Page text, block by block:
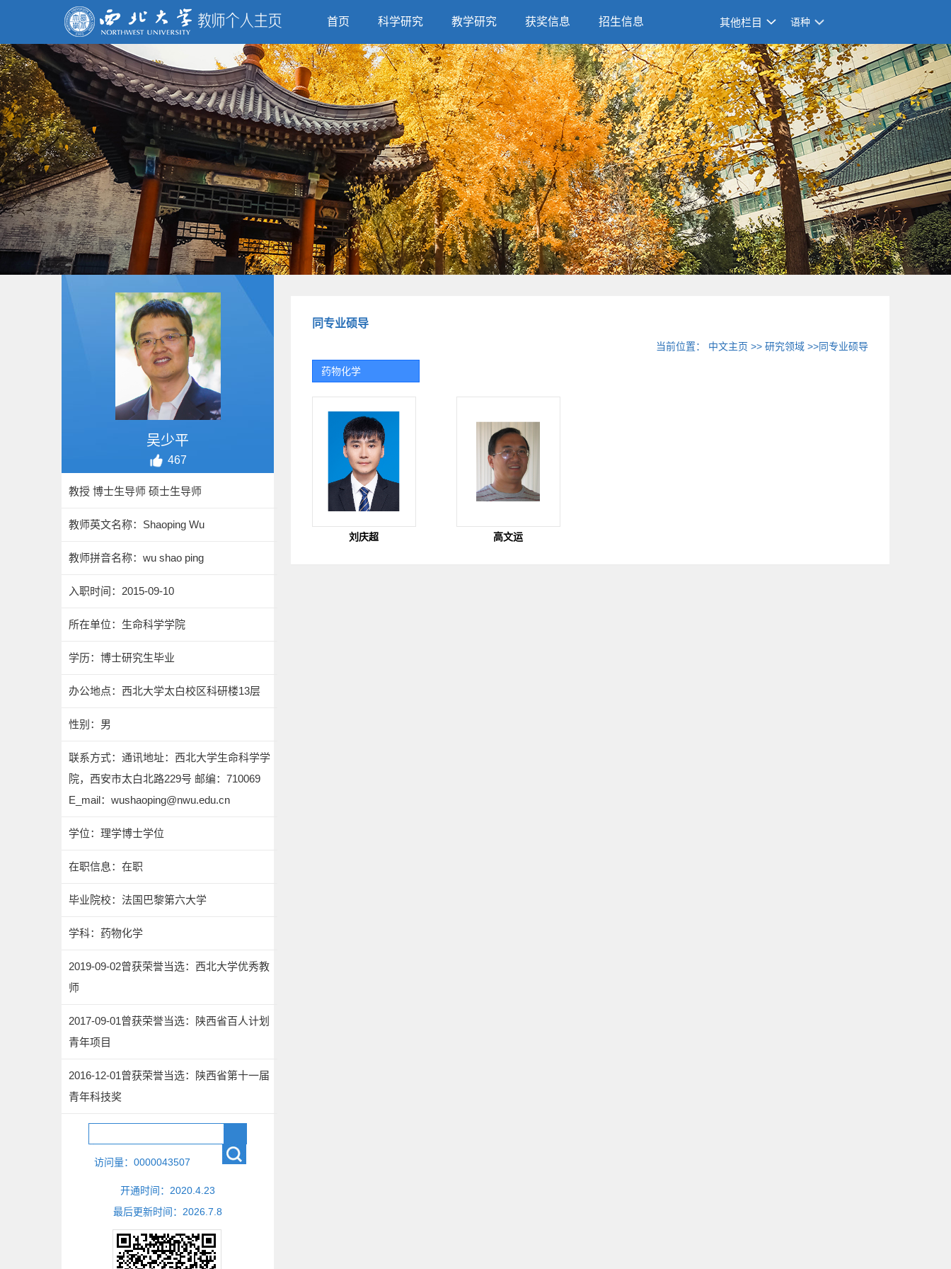
首页 科学研究 教学研究 获奖信息 招生信息 其他栏目 语种
吴少平
467
教授 博士生导师 硕士生导师
教师英文名称：Shaoping Wu
教师拼音名称：wu shao ping
入职时间：2015-09-10
所在单位：生命科学学院
学历：博士研究生毕业
办公地点：西北大学太白校区科研楼13层
性别：男
联系方式：通讯地址：西北大学生命科学学
院，西安市太白北路229号 邮编：710069
E_mail：wushaoping@nwu.edu.cn
学位：理学博士学位
在职信息：在职
毕业院校：法国巴黎第六大学
学科：药物化学
2019-09-02曾获荣誉当选：西北大学优秀教
师
2017-09-01曾获荣誉当选：陕西省百人计划
青年项目
2016-12-01曾获荣誉当选：陕西省第十一届
青年科技奖
访问量： 0000043507
开通时间： 2020 4 23
最后更新时间： 2026 7 8
同专业硕导
当前位置： 中文主页 >>研究领域 >>同专业硕导
药物化学
刘庆超 高文运